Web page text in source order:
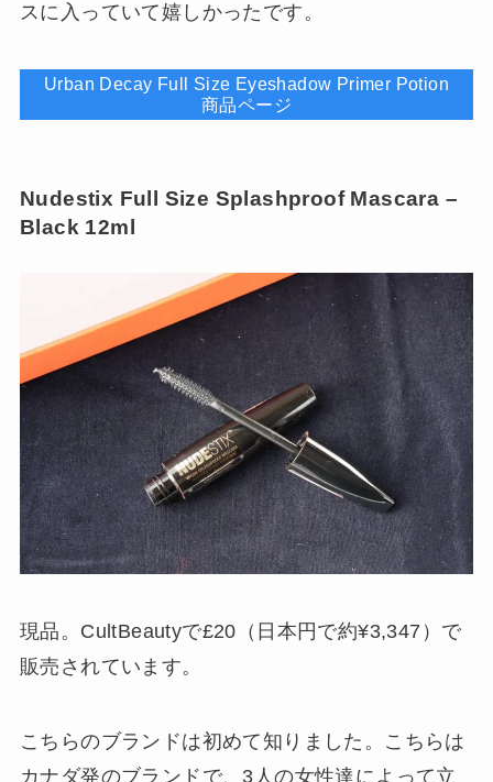
スに入っていて嬉しかったです。
Urban Decay Full Size Eyeshadow Primer Potion
商品ページ
Nudestix Full Size Splashproof Mascara –
Black 12ml
現品。CultBeautyで£20（日本円で約¥3,347）で
販売されています。
こちらのブランドは初めて知りました。こちらは
カナダ発のブランドで、3人の女性達によって立